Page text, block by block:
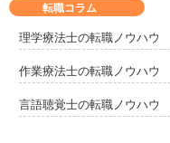
転職コラム
理学療法士の転職ノウハウ
作業療法士の転職ノウハウ
言語聴覚士の転職ノウハウ